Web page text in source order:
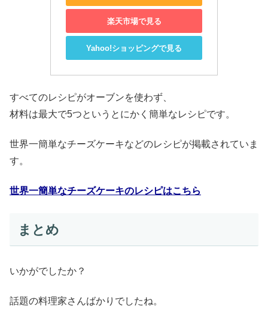
楽天市場で見る
Yahoo!ショッピングで見る
すべてのレシピがオーブンを使わず、
材料は最大で5つというとにかく簡単なレシピです。
世界一簡単なチーズケーキなどのレシピが掲載されていま
す。
世界一簡単なチーズケーキのレシピはこちら
まとめ
いかがでしたか？
話題の料理家さんばかりでしたね。